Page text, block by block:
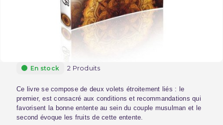
En stock 2 Produits
Ce livre se compose de deux volets étroitement liés : le
premier, est consacré aux conditions et recommandations qui
favorisent la bonne entente au sein du couple musulman et le
second évoque les fruits de cette entente.